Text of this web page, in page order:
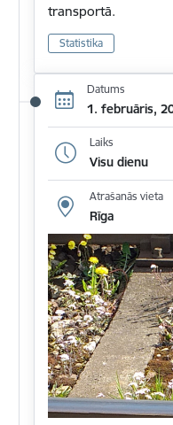
transportā.
Statistika
Datums
1. februāris,
Laiks
Visu dienu
Atrašanās vieta
Rīga